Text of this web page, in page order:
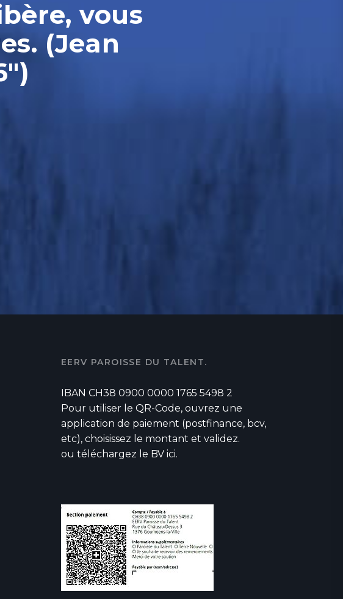
vous
(Jean
EERV PAROISSE DU TALENT.
IBAN CH38 0900 0000 1765 5498 2
Pour utiliser le QR-Code, ouvrez une
application de paiement (postfinance, bcv,
etc), choisissez le montant et validez.
ou téléchargez le BV ici.